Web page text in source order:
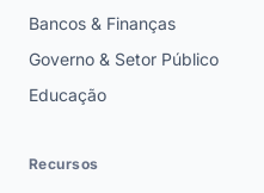
Bancos & Finanças
Governo & Setor Público
Educação
Recursos